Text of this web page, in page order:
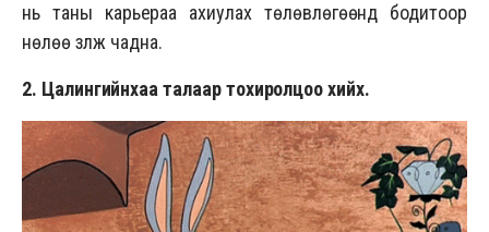
нь таны карьераа ахиулах төлөвлөгөөнд бодитоор
нөлөө үзүүлж чадна.
2. Цалингийнхаа талаартохиролцоо хийх.